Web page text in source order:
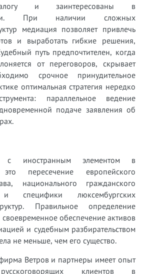
и заинтересованы в
При наличии сложных
медиация позволяет привлечь
и выработать гибкие решения,
путь предпочтителен, когда
от переговоров, скрывает
срочное принудительное
оптимальная стратегия нередко
параллельное ведение
подаче заявления об
с иностранным элементом в
пересечение европейского
национального гражданского
и специфики люксембургских
Правильное определение
обеспечение активов
и судебным разбирательством
не меньше, чем его существо.
Ветров и партнеры имеет опыт
клиентов в